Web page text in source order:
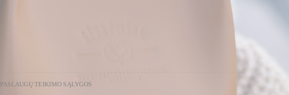
PASLAUGŲ TEIKIMO SĄLYGOS